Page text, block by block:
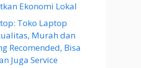
Ekonomi Lokal
Toko Laptop
Murah dan
Recomended, Bisa
Juga Service